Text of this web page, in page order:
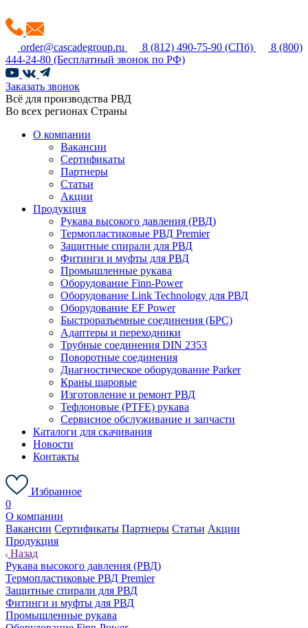
order@cascadegroup.ru 8 (812) 490-75-90 (СПб)
8 (800)
444-24-80 (Бесплатный звонок по РФ)
Заказать звонок
Всё для производства РВД
Во всех регионах Страны
О компании
Вакансии
Сертификаты
Партнеры
Статьи
Акции
Продукция
Рукава высокого давления (РВД)
Термопластиковые РВД Premier
Защитные спирали для РВД
Фитинги и муфты для РВД
Промышленные рукава
Оборудование Finn-Power
Оборудование Link Technology для РВД
Оборудование EF Power
Быстроразъемные соединения (БРС)
Адаптеры и переходники
Трубные соединения DIN 2353
Поворотные соединения
Диагностическое оборудование Parker
Краны шаровые
Изготовление и ремонт РВД
Тефлоновые (PTFE) рукава
Сервисное обслуживание и запчасти
Каталоги для скачивания
Новости
Контакты
Избранное
0
О компании
Вакансии Сертификаты Партнеры Статьи Акции
Продукция
Назад
Рукава высокого давления (РВД)
Термопластиковые РВД Premier
Защитные спирали для РВД
Фитинги и муфты для РВД
Промышленные рукава